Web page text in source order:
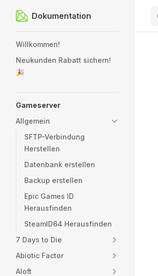
Zum Inhalt springen
Dokumentation
Willkommen!
Neukunden Rabatt sichern!
🎉
Gameserver
Allgemein
SFTP-Verbindung
Herstellen
Datenbank erstellen
Backup erstellen
Epic Games ID
Herausfinden
SteamID64 Herausfinden
7 Days to Die
Abiotic Factor
Aloft